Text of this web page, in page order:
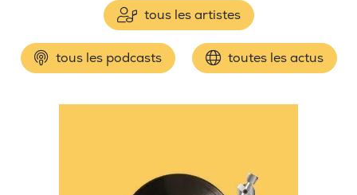
tous les artistes
tous les podcasts toutes les actus